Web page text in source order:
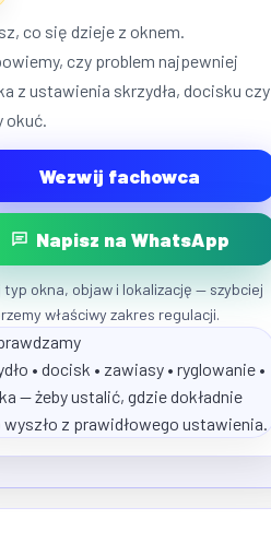
co się dzieje z oknem.
czy problem najpewniej
z ustawienia skrzydła, docisku czy
okuć.
Wezwij fachowca
Napisz na WhatsApp
typ okna, objaw i lokalizację — szybciej
właściwy zakres regulacji.
• docisk • zawiasy • ryglowanie •
— żeby ustalić, gdzie dokładnie
z prawidłowego ustawienia.